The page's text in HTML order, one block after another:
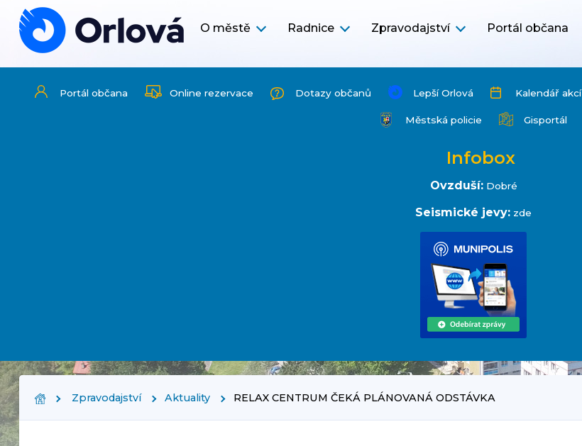
O městě Radnice Zpravodajství Portál občana
Portál občana Online rezervace Dotazy občanů Lepší Orlová Kalendář akcí
Městská policie Gisportál
Infobox
Ovzduší: Dobré
Seismické jevy: zde
Zpravodajství Aktuality RELAX CENTRUM ČEKÁ PLÁNOVANÁ ODSTÁVKA